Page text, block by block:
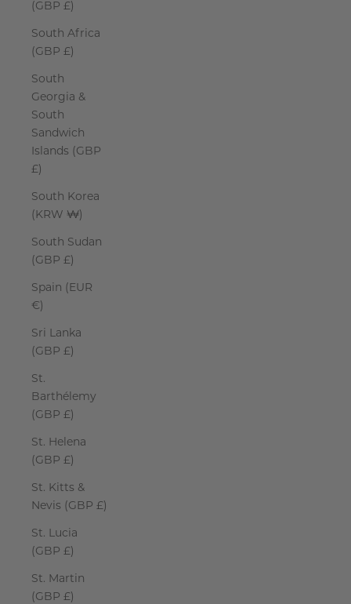
(GBP £)
South Africa
(GBP £)
South
Georgia &
South
Sandwich
Islands (GBP
£)
South Korea
(KRW ₩)
South Sudan
(GBP £)
Spain (EUR
€)
Sri Lanka
(GBP £)
St.
Barthélemy
(GBP £)
St. Helena
(GBP £)
St. Kitts &
Nevis (GBP £)
St. Lucia
(GBP £)
St. Martin
(GBP £)